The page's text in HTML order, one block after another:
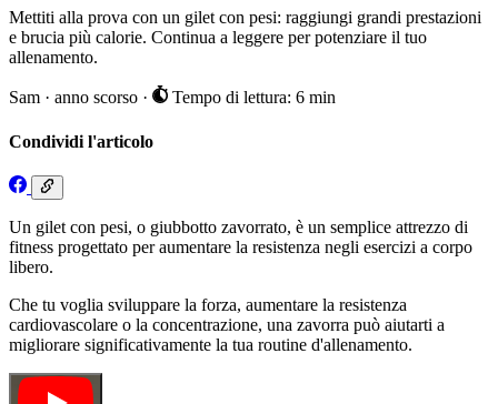
Mettiti alla prova con un gilet con pesi: raggiungi grandi prestazioni
e brucia più calorie. Continua a leggere per potenziare il tuo
allenamento.
Sam · anno scorso · Tempo di lettura: 6 min
Condividi l'articolo
Un gilet con pesi, o giubbotto zavorrato, è un semplice attrezzo di
fitness progettato per aumentare la resistenza negli esercizi a corpo
libero.
Che tu voglia sviluppare la forza, aumentare la resistenza
cardiovascolare o la concentrazione, una zavorra può aiutarti a
migliorare significativamente la tua routine d'allenamento.